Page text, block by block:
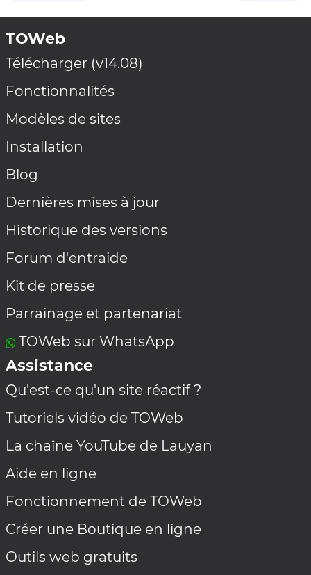
TOWeb
Télécharger (v14.08)
Fonctionnalités
Modèles de sites
Installation
Blog
Dernières mises à jour
Historique des versions
Forum d'entraide
Kit de presse
Parrainage et partenariat
TOWeb sur WhatsApp
Assistance
Qu'est-ce qu'un site réactif ?
Tutoriels vidéo de TOWeb
La chaîne YouTube de Lauyan
Aide en ligne
Fonctionnement de TOWeb
Créer une Boutique en ligne
Outils web gratuits